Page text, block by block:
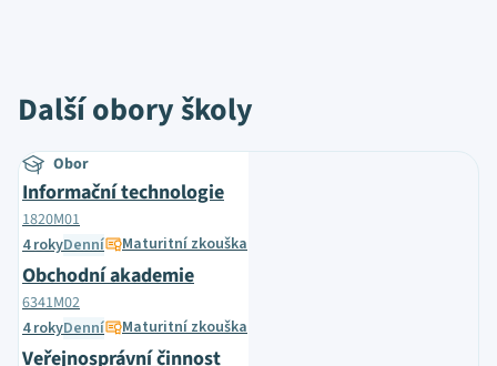
Další obory školy
Obor
Informační technologie
1820M01
4 rokyDenní Maturitní zkouška
Obchodní akademie
6341M02
4 rokyDenní Maturitní zkouška
Veřejnosprávní činnost